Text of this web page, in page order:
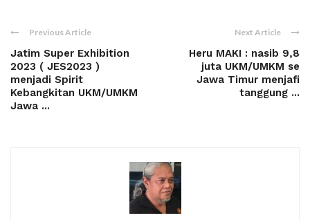
Previous Article
Jatim Super Exhibition
2023 ( JES2023 )
menjadi Spirit
Kebangkitan UKM/UMKM
Jawa ...
Next Article
Heru MAKI : nasib 9,8
juta UKM/UMKM se
Jawa Timur menjafi
tanggung ...